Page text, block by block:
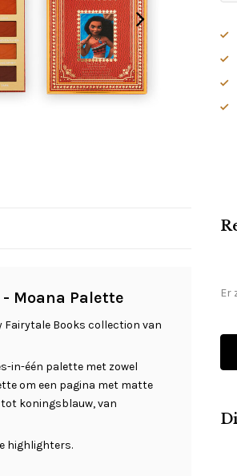
Moana Palette
Fairytale Books collection van
in-één palette met zowel
om een pagina met matte
koningsblauw, van
highlighters.
Er